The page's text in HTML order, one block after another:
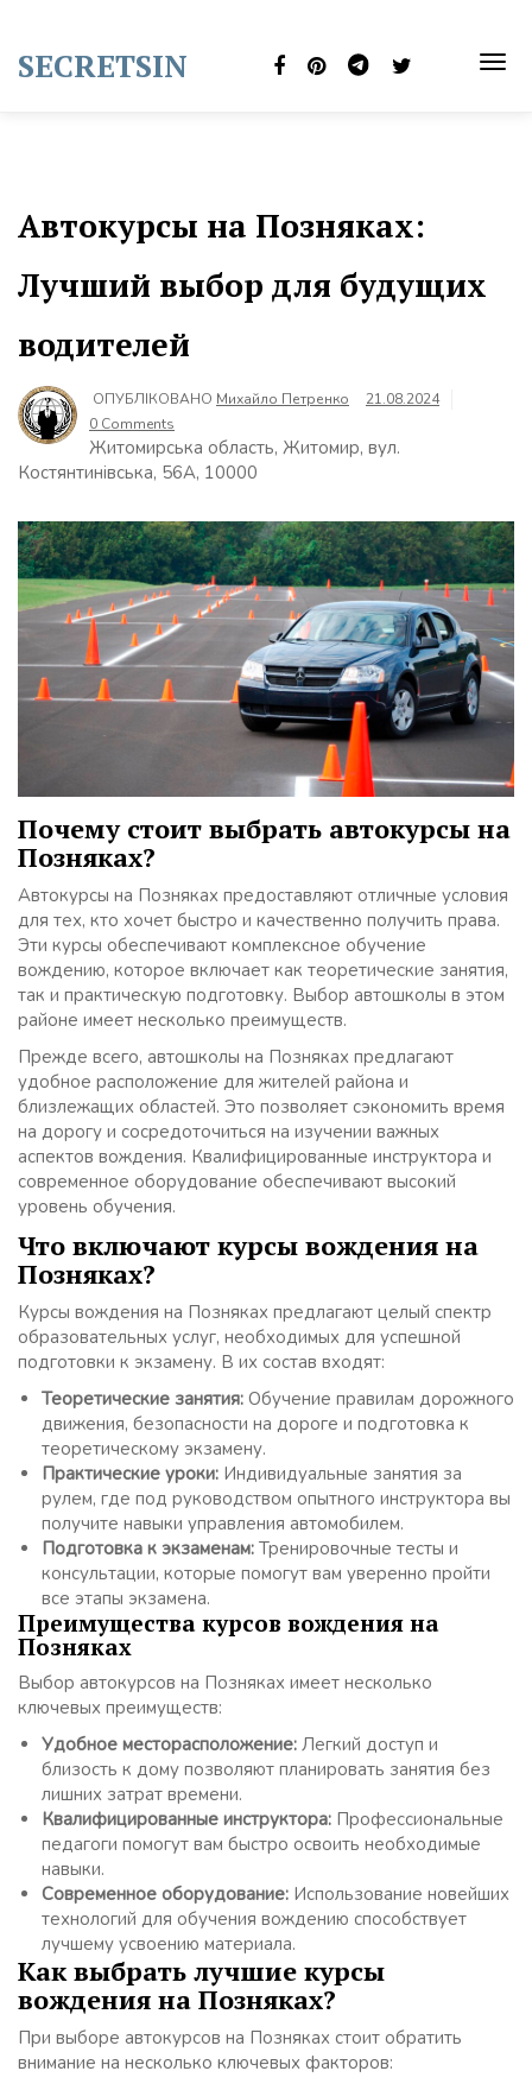
content
SECRETSIN
Автокурсы на Позняках:
Лучший выбор для будущих
водителей
ОПУБЛІКОВАНО Михайло Петренко
21.08.2024
0 Comments
Житомирська область, Житомир, вул.
Костянтинівська, 56А, 10000
Почему стоит выбрать автокурсы на
Позняках?
Автокурсы на Позняках предоставляют отличные условия
для тех, кто хочет быстро и качественно получить права.
Эти курсы обеспечивают комплексное обучение
вождению, которое включает как теоретические занятия,
так и практическую подготовку. Выбор автошколы в этом
районе имеет несколько преимуществ.
Прежде всего, автошколы на Позняках предлагают
удобное расположение для жителей района и
близлежащих областей. Это позволяет сэкономить время
на дорогу и сосредоточиться на изучении важных
аспектов вождения. Квалифицированные инструктора и
современное оборудование обеспечивают высокий
уровень обучения.
Что включают курсы вождения на
Позняках?
Курсы вождения на Позняках предлагают целый спектр
образовательных услуг, необходимых для успешной
подготовки к экзамену. В их состав входят:
Теоретические занятия: Обучение правилам дорожного
движения, безопасности на дороге и подготовка к
теоретическому экзамену.
Практические уроки: Индивидуальные занятия за
рулем, где под руководством опытного инструктора вы
получите навыки управления автомобилем.
Подготовка к экзаменам: Тренировочные тесты и
консультации, которые помогут вам уверенно пройти
все этапы экзамена.
Преимущества курсов вождения на
Позняках
Выбор автокурсов на Позняках имеет несколько
ключевых преимуществ:
Удобное месторасположение: Легкий доступ и
близость к дому позволяют планировать занятия без
лишних затрат времени.
Квалифицированные инструктора: Профессиональные
педагоги помогут вам быстро освоить необходимые
навыки.
Современное оборудование: Использование новейших
технологий для обучения вождению способствует
лучшему усвоению материала.
Как выбрать лучшие курсы
вождения на Позняках?
При выборе автокурсов на Позняках стоит обратить
внимание на несколько ключевых факторов: